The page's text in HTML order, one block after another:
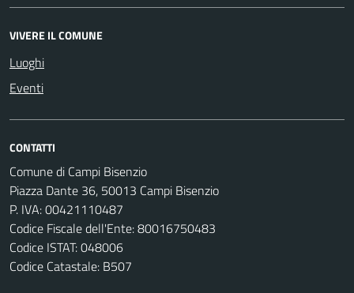
VIVERE IL COMUNE
Luoghi
Eventi
CONTATTI
Comune di Campi Bisenzio
Piazza Dante 36, 50013 Campi Bisenzio
P. IVA: 00421110487
Codice Fiscale dell'Ente: 80016750483
Codice ISTAT: 048006
Codice Catastale: B507